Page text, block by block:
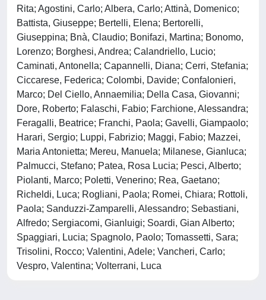
Rita; Agostini, Carlo; Albera, Carlo; Attinà, Domenico;
Battista, Giuseppe; Bertelli, Elena; Bertorelli,
Giuseppina; Bnà, Claudio; Bonifazi, Martina; Bonomo,
Lorenzo; Borghesi, Andrea; Calandriello, Lucio;
Caminati, Antonella; Capannelli, Diana; Cerri, Stefania;
Ciccarese, Federica; Colombi, Davide; Confalonieri,
Marco; Del Ciello, Annaemilia; Della Casa, Giovanni;
Dore, Roberto; Falaschi, Fabio; Farchione, Alessandra;
Feragalli, Beatrice; Franchi, Paola; Gavelli, Giampaolo;
Harari, Sergio; Luppi, Fabrizio; Maggi, Fabio; Mazzei,
Maria Antonietta; Mereu, Manuela; Milanese, Gianluca;
Palmucci, Stefano; Patea, Rosa Lucia; Pesci, Alberto;
Piolanti, Marco; Poletti, Venerino; Rea, Gaetano;
Richeldi, Luca; Rogliani, Paola; Romei, Chiara; Rottoli,
Paola; Sanduzzi-Zamparelli, Alessandro; Sebastiani,
Alfredo; Sergiacomi, Gianluigi; Soardi, Gian Alberto;
Spaggiari, Lucia; Spagnolo, Paolo; Tomassetti, Sara;
Trisolini, Rocco; Valentini, Adele; Vancheri, Carlo;
Vespro, Valentina; Volterrani, Luca